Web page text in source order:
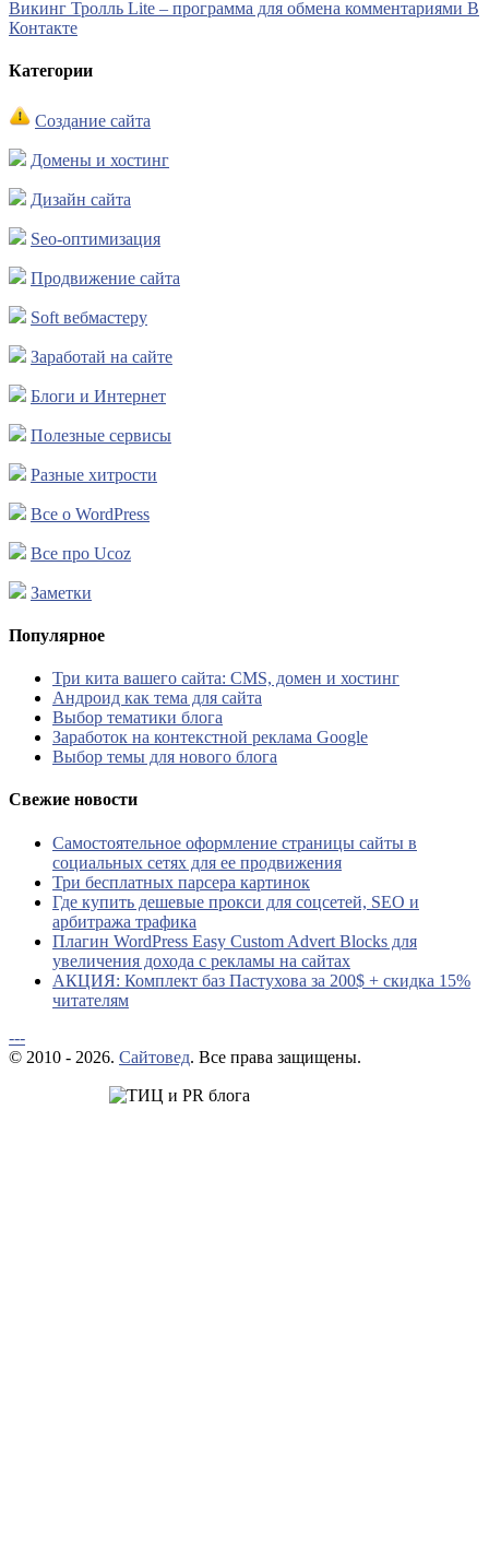
Викинг Тролль Lite – программа для обмена комментариями В
Контакте
Категории
Создание сайта
Домены и хостинг
Дизайн сайта
Seo-оптимизация
Продвижение сайта
Soft вебмастеру
Заработай на сайте
Блоги и Интернет
Полезные сервисы
Разные хитрости
Все о WordPress
Все про Ucoz
Заметки
Популярное
Три кита вашего сайта: CMS, домен и хостинг
Андроид как тема для сайта
Выбор тематики блога
Заработок на контекстной реклама Google
Выбор темы для нового блога
Свежие новости
Самостоятельное оформление страницы сайты в
социальных сетях для ее продвижения
Три бесплатных парсера картинок
Где купить дешевые прокси для соцсетей, SEO и
арбитража трафика
Плагин WordPress Easy Custom Advert Blocks для
увеличения дохода с рекламы на сайтах
АКЦИЯ: Комплект баз Пастухова за 200$ + скидка 15%
читателям
---
© 2010 - 2026. Сайтовед. Все права защищены.